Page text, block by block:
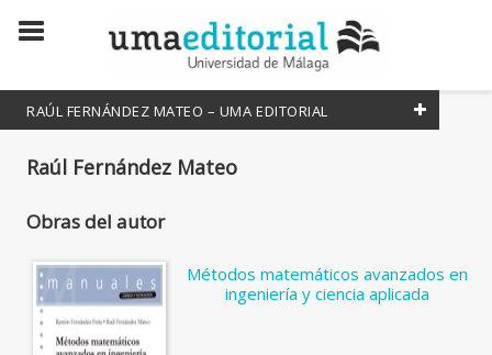
RAÚL FERNÁNDEZ MATEO – UMA EDITORIAL
Todos
Editor literario
Editora Literaria
Escritor
Escritora
Raúl Fernández Mateo
Obras del autor
Métodos matemáticos avanzados en
ingeniería y ciencia aplicada